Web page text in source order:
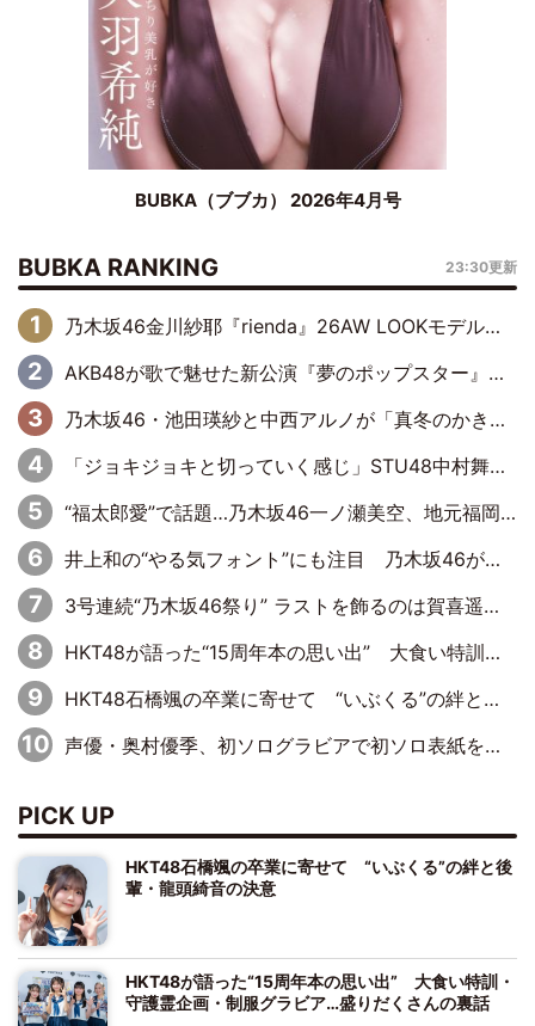
BUBKA（ブブカ） 2026年4月号
BUBKA RANKING 23:30更新
乃木坂46金川紗耶『rienda』26AW LOOKモデルに就任
AKB48が歌で魅せた新公演『夢のポップスター』 初日から全身全霊のステージ
乃木坂46・池田瑛紗と中西アルノが「真冬のかき氷」騒動で火花散らす！ 因縁の裏にあるのは、逆境をともに“凌”ぐ似た者同士の絆
「ジョキジョキと切っていく感じ」STU48中村舞、新しい挑戦は自らの手で
“福太郎愛”で話題…乃木坂46一ノ瀬美空、地元福岡『めんべい25周年トップサポーター』に就任
井上和の“やる気フォント”にも注目 乃木坂46が挑んだ書道パフォーマンスの舞台裏
3号連続“乃木坂46祭り” ラストを飾るのは賀喜遥香…5年ぶりの登場に「5年分大人になった私を見ていただけたら」
HKT48が語った“15周年本の思い出” 大食い特訓・守護霊企画・制服グラビア…盛りだくさんの裏話
HKT48石橋颯の卒業に寄せて “いぶくる”の絆と後輩・龍頭綺音の決意
声優・奥村優季、初ソログラビアで初ソロ表紙を飾る！ 初めて見せる表情や、声優を志したきっかけなどを語った必読のインタビューを掲載
PICK UP
HKT48石橋颯の卒業に寄せて “いぶくる”の絆と後
輩・龍頭綺音の決意
HKT48が語った“15周年本の思い出” 大食い特訓・
守護霊企画・制服グラビア…盛りだくさんの裏話